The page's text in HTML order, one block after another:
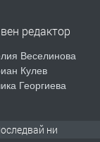
редактор
Веселинова
Кулев
Георгиева
ни